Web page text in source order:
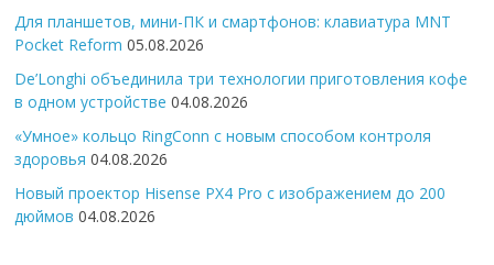
Для планшетов, мини-ПК и смартфонов: клавиатура MNT
Pocket Reform 05.08.2026
De’Longhi объединила три технологии приготовления кофе
в одном устройстве 04.08.2026
«Умное» кольцо RingConn с новым способом контроля
здоровья 04.08.2026
Новый проектор Hisense PX4 Pro с изображением до 200
дюймов 04.08.2026